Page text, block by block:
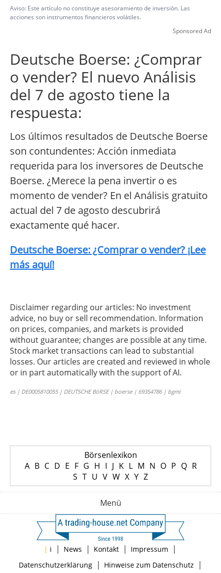
Aviso: Este artículo no constituye asesoramiento de inversión. Las
acciones son instrumentos financieros volátiles.
Sponsored Ad
Deutsche Boerse: ¿Comprar
o vender? El nuevo Análisis
del 7 de agosto tiene la
respuesta:
Los últimos resultados de Deutsche Boerse
son contundentes: Acción inmediata
requerida para los inversores de Deutsche
Boerse. ¿Merece la pena invertir o es
momento de vender? En el Análisis gratuito
actual del 7 de agosto descubrirá
exactamente qué hacer.
Deutsche Boerse: ¿Comprar o vender? ¡Lee
más aquí!
Disclaimer regarding our articles: No investment
advice, no buy or sell recommendation. Information
on prices, companies, and markets is provided
without guarantee; changes are possible at any time.
Stock market transactions can lead to substantial
losses. Our articles are created and reviewed in whole
or in part automatically with the support of AI.
es | DE0005810055 | DEUTSCHE BöRSE | boerse | 69354786 | bgmi
Börsenlexikon
A B C D E F G H I J K L M N O P Q R
S T U V W X Y Z
Menü
| i | News | Kontakt | Impressum |
Datenschutzerklärung| Hinweise zum Datenschutz |